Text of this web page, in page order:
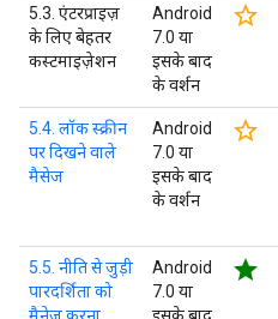
5.3. एंटरप्राइज़
के लिए बेहतर
कस्टमाइज़ेशन
Android
7.0 या
इसके बाद
के वर्शन
star_border
5.4. लॉक स्क्रीन
पर दिखने वाले
मैसेज
Android
7.0 या
इसके बाद
के वर्शन
star_border
5.5. नीति से जुड़ी
पारदर्शिता को
Android
7.0 या
star